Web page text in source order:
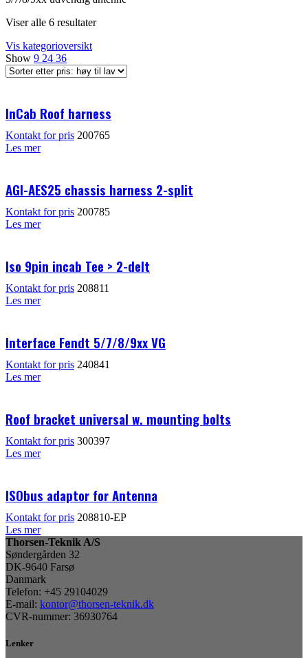
Viser alle 6 resultater
Vis kategorioversikt
Show 9 24 36
InCab Roof harness
Kontakt for pris 200765
Les mer
AGI-AES25 chassis harness 2-split
Kontakt for pris 200785
Les mer
Iso 9pin incab Tee > 2-delt
Kontakt for pris 208811
Les mer
Interface Fendt 5/7/8/9xx VG
Kontakt for pris 240841
Les mer
Roof bracket universal w. mounting bolts
Kontakt for pris 300397
Les mer
ISObus adaptor for Antenna
Kontakt for pris 208810-EP
Les mer
Thorsen-Teknik A/S
Søndergården 32
DK-9640 Farsø
Danmark
Telefon: +45 29104029
E-mail: kontor@thorsen-teknik.dk
CVR-nummer: 36930764
Lenker